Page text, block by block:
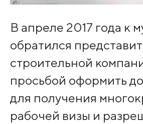
В апреле 2017 года к
обратился
строительной
просьбой оформить
для получения
рабочей визы и